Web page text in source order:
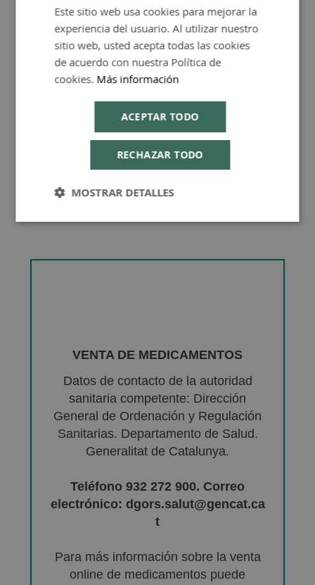
Consejos de Compra Producto
VENTA DE MEDICAMENTOS
Datos de contacto de la autoridad
sanitaria competente: Dirección
General de Ordenación y Regulación
Sanitarias. Departamento de Salud.
Generalitat de Catalunya.
Teléfono 932 272 900. Correo
electrónico: dgors.salut@gencat.ca
t
Para más información sobre la venta
online de medicamentos puede
SPANISH
ENGLISH
Este sitio web usa cookies para mejorar la
experiencia del usuario. Al utilizar nuestro
sitio web, usted acepta todas las cookies
de acuerdo con nuestra Política de
cookies. Más información
ACEPTAR TODO
RECHAZAR TODO
MOSTRAR DETALLES